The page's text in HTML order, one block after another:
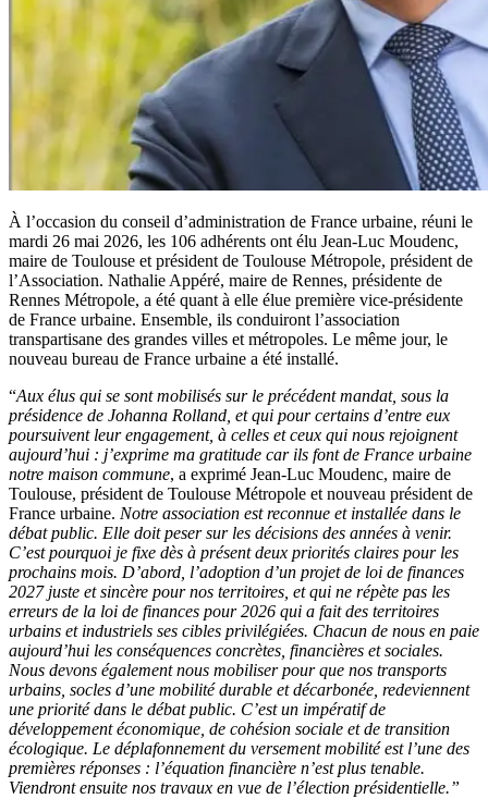
À l’occasion du conseil d’administration de France urbaine, réuni le
mardi 26 mai 2026, les 106 adhérents ont élu Jean-Luc Moudenc,
maire de Toulouse et président de Toulouse Métropole, président de
l’Association. Nathalie Appéré, maire de Rennes, présidente de
Rennes Métropole, a été quant à elle élue première vice-présidente
de France urbaine. Ensemble, ils conduiront l’association
transpartisane des grandes villes et métropoles. Le même jour, le
nouveau bureau de France urbaine a été installé.
“Aux élus qui se sont mobilisés sur le précédent mandat, sous la
présidence de Johanna Rolland, et qui pour certains d’entre eux
poursuivent leur engagement, à celles et ceux qui nous rejoignent
aujourd’hui : j’exprime ma gratitude car ils font de France urbaine
notre maison commune, a exprimé Jean-Luc Moudenc, maire de
Toulouse, président de Toulouse Métropole et nouveau président de
France urbaine. Notre association est reconnue et installée dans le
débat public. Elle doit peser sur les décisions des années à venir.
C’est pourquoi je fixe dès à présent deux priorités claires pour les
prochains mois. D’abord, l’adoption d’un projet de loi de finances
2027 juste et sincère pour nos territoires, et qui ne répète pas les
erreurs de la loi de finances pour 2026 qui a fait des territoires
urbains et industriels ses cibles privilégiées. Chacun de nous en paie
aujourd’hui les conséquences concrètes, financières et sociales.
Nous devons également nous mobiliser pour que nos transports
urbains, socles d’une mobilité durable et décarbonée, redeviennent
une priorité dans le débat public. C’est un impératif de
développement économique, de cohésion sociale et de transition
écologique. Le déplafonnement du versement mobilité est l’une des
premières réponses : l’équation financière n’est plus tenable.
Viendront ensuite nos travaux en vue de l’élection présidentielle.”